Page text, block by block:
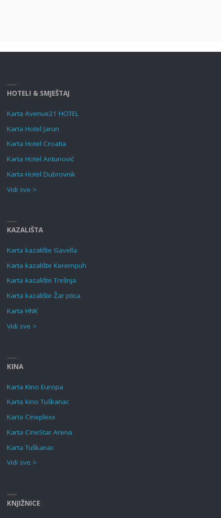
HOTELI & SMJEŠTAJ
Karta Avenue21 HOTEL
Karta Hotel Jarun
Karta Hotel Croatia
Karta Hotel Antunović
Karta Hotel Dubrovnik
Vidi sve >
KAZALIŠTA
Karta kazalište Gavella
Karta kazalište Kerempuh
Karta kazalište Trešnja
Karta kazalište Žar ptica
Karta HNK
Vidi sve >
KINA
Karta Kino Europa
Karta kino Tuškanac
Karta Cineplexx
Karta CineStar Arena
Karta Tuškanac
Vidi sve >
KNJIŽNICE